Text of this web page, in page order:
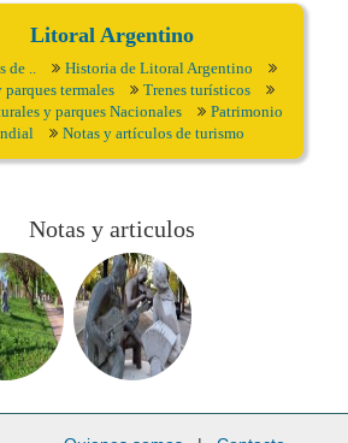
Litoral Argentino
de ..
Historia de Litoral Argentino
parques termales
Trenes turísticos
y parques Nacionales
Patrimonio
Notas y artículos de turismo
Notas y articulos